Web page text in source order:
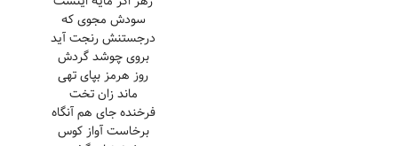
سودش مجوی که
درجستنش رنجت آید
بروی چوشد گردش
روز هرمز بپای تهی
ماند زان تخت
فرخنده جای هم آنگاه
برخاست آواز کوس